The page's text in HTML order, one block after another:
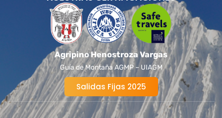
Agripino Henostroza Vargas
Guía de Montaña AGMP – UIAGM
Salidas Fijas 2025